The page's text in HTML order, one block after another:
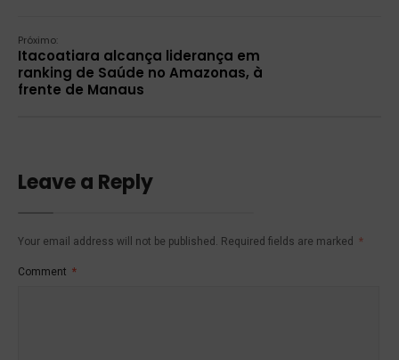
Próximo:
Itacoatiara alcança liderança em
ranking de Saúde no Amazonas, à
frente de Manaus
Leave a Reply
Your email address will not be published. Required fields are marked *
Comment *